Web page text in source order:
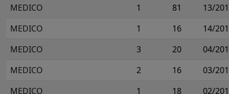
MEDICO
1 81
13/
MEDICO
1 16
14/
MEDICO
3 20
04/
MEDICO
2 16
03/
MEDICO
1 18 02/